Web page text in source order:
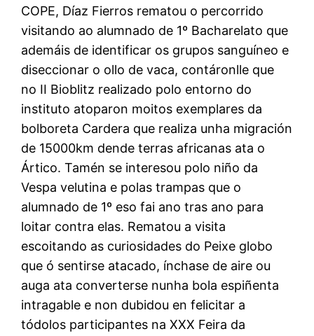
COPE, Díaz Fierros rematou o percorrido
visitando ao alumnado de 1º Bacharelato que
ademáis de identificar os grupos sanguíneo e
diseccionar o ollo de vaca, contáronlle que
no II Bioblitz realizado polo entorno do
instituto atoparon moitos exemplares da
bolboreta Cardera que realiza unha migración
de 15000km dende terras africanas ata o
Ártico. Tamén se interesou polo niño da
Vespa velutina e polas trampas que o
alumnado de 1º eso fai ano tras ano para
loitar contra elas. Rematou a visita
escoitando as curiosidades do Peixe globo
que ó sentirse atacado, ínchase de aire ou
auga ata converterse nunha bola espiñenta
intragable e non dubidou en felicitar a
tódolos participantes na XXX Feira da